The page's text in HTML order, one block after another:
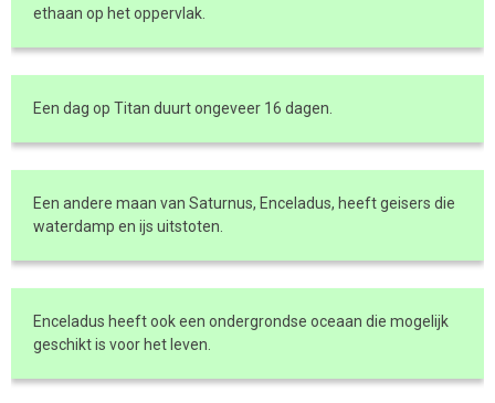
ethaan op het oppervlak.
Een dag op Titan duurt ongeveer 16 dagen.
Een andere maan van Saturnus, Enceladus, heeft geisers die
waterdamp en ijs uitstoten.
Enceladus heeft ook een ondergrondse oceaan die mogelijk
geschikt is voor het leven.